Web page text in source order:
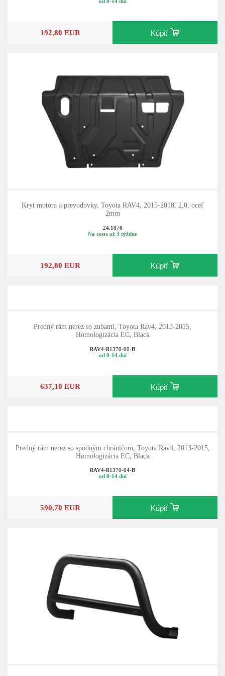
192,80 EUR Kúpiť
Kryt motora a prevodovky, Toyota RAV4, 2015-2018, 2,0, oceľ
2mm
24.1876
Na ceste až 3 týždne
192,80 EUR Kúpiť
Predný rám nerez so zubami, Toyota Rav4, 2013-2015,
Homologizácia EC, Black
RAV4-R1370-00-B
od 8-14 dní
637,10 EUR Kúpiť
Predný rám nerez so spodným chráničom, Toyota Rav4, 2013-2015,
Homologizácia EC, Black
RAV4-R1370-04-B
od 8-14 dní
590,70 EUR Kúpiť